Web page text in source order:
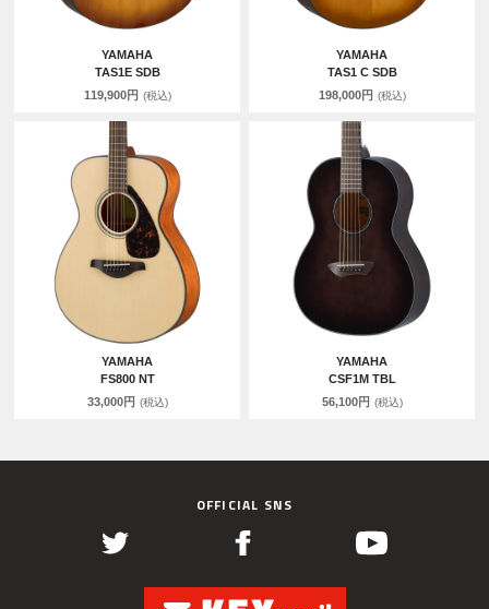
YAMAHA
TAS1E SDB
119,900円 (税込)
YAMAHA
TAS1 C SDB
198,000円 (税込)
YAMAHA
FS800 NT
33,000円 (税込)
YAMAHA
CSF1M TBL
56,100円 (税込)
OFFICIAL SNS